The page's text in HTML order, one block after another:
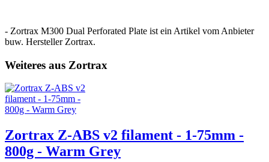
- Zortrax M300 Dual Perforated Plate ist ein Artikel vom Anbieter
buw. Hersteller Zortrax.
Weiteres aus Zortrax
Zortrax Z-ABS v2 filament - 1-75mm -
800g - Warm Grey